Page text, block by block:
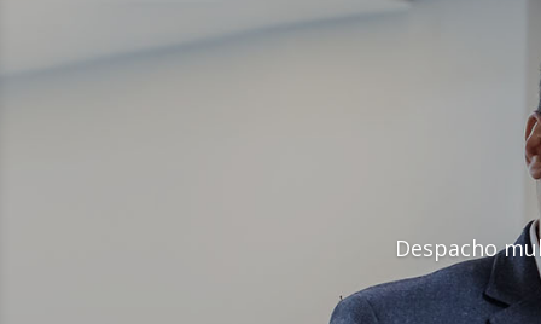
Despacho